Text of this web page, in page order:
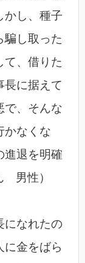
かし、種子
騙し取った
て、借りた
長に据えて
で、そんな
かなくな
進退を明確
男性）
になれたの
金をばら